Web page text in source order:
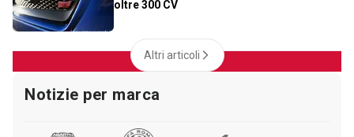
oltre 300 CV
Altri articoli
Notizie per marca